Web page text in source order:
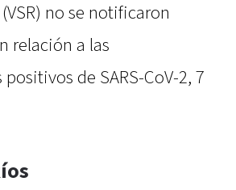
no se notificaron
relación a las
de SARS-CoV-2, 7